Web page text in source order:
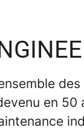
en 50